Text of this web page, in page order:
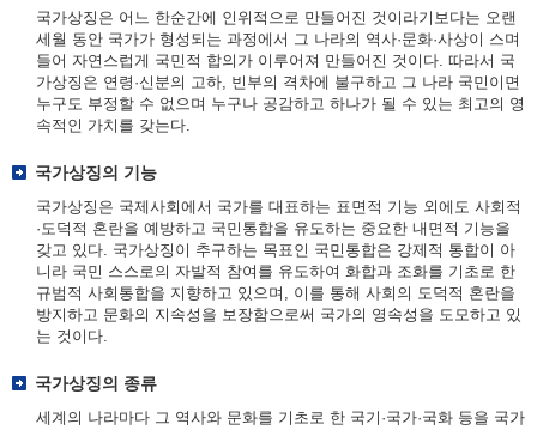
국가상징은 어느 한순간에 인위적으로 만들어진 것이라기보다는 오랜
세월 동안 국가가 형성되는 과정에서 그 나라의 역사·문화·사상이 스며
들어 자연스럽게 국민적 합의가 이루어져 만들어진 것이다. 따라서 국
가상징은 연령·신분의 고하, 빈부의 격차에 불구하고 그 나라 국민이면
누구도 부정할 수 없으며 누구나 공감하고 하나가 될 수 있는 최고의 영
속적인 가치를 갖는다.
국가상징의 기능
국가상징은 국제사회에서 국가를 대표하는 표면적 기능 외에도 사회적
·도덕적 혼란을 예방하고 국민통합을 유도하는 중요한 내면적 기능을
갖고 있다. 국가상징이 추구하는 목표인 국민통합은 강제적 통합이 아
니라 국민 스스로의 자발적 참여를 유도하여 화합과 조화를 기초로 한
규범적 사회통합을 지향하고 있으며, 이를 통해 사회의 도덕적 혼란을
방지하고 문화의 지속성을 보장함으로써 국가의 영속성을 도모하고 있
는 것이다.
국가상징의 종류
세계의 나라마다 그 역사와 문화를 기초로 한 국기·국가·국화 등을 국가